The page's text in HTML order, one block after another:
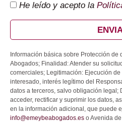
He leído y acepto la
Información básica sobre Protección de
Abogados; Finalidad: Atender su
comerciales; Legitimación: Ejecución
interesado, interés legítimo del
datos a terceros, salvo obligación legal;
acceder, rectificar y suprimir los datos,
en la información adicional, que puede
info@emeybeabogados.es o Avenida